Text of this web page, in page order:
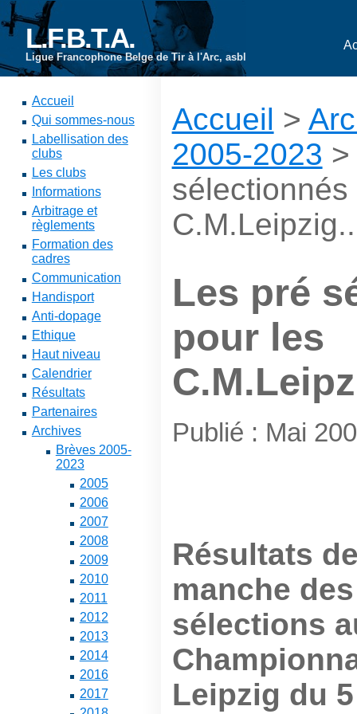
L.F.B.T.A.
Ligue Francophone Belge de Tir à l'Arc, asbl
Accueil
Qui sommes-nous
Labellisation des
clubs
Les clubs
Informations
Arbitrage et
règlements
Formation des
cadres
Communication
Handisport
Anti-dopage
Ethique
Haut niveau
Calendrier
Résultats
Partenaires
Archives
Brèves 2005-
2023
2005
2006
2007
2008
2009
2010
2011
2012
2013
2014
2016
2017
Accueil >
2005-2023
Les pré
pour les
Publié : Mai
Résultats
manche
sélections
Leipzig du